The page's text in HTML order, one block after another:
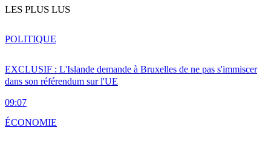
LES PLUS LUS
EXCLUSIF : L'Islande demande à Bruxelles de ne pas s'immiscer
dans son référendum sur l'UE
09:07
POLITIQUE
ÉCONOMIE